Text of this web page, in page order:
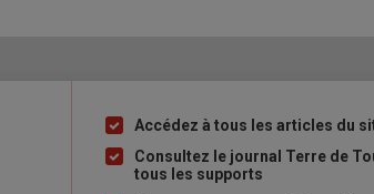
Liste
à
puce
Accédez à tous les articles du
Consultez le journal Terre de
tous les supports